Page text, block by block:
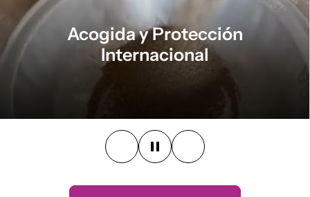
Acogida y Protección
Internacional
Brindamos apoyo a personas en situación de
vulnerabilidad, ayudándolas a prevenir o salir de
de intervención integral dirigidos a cubrir sus